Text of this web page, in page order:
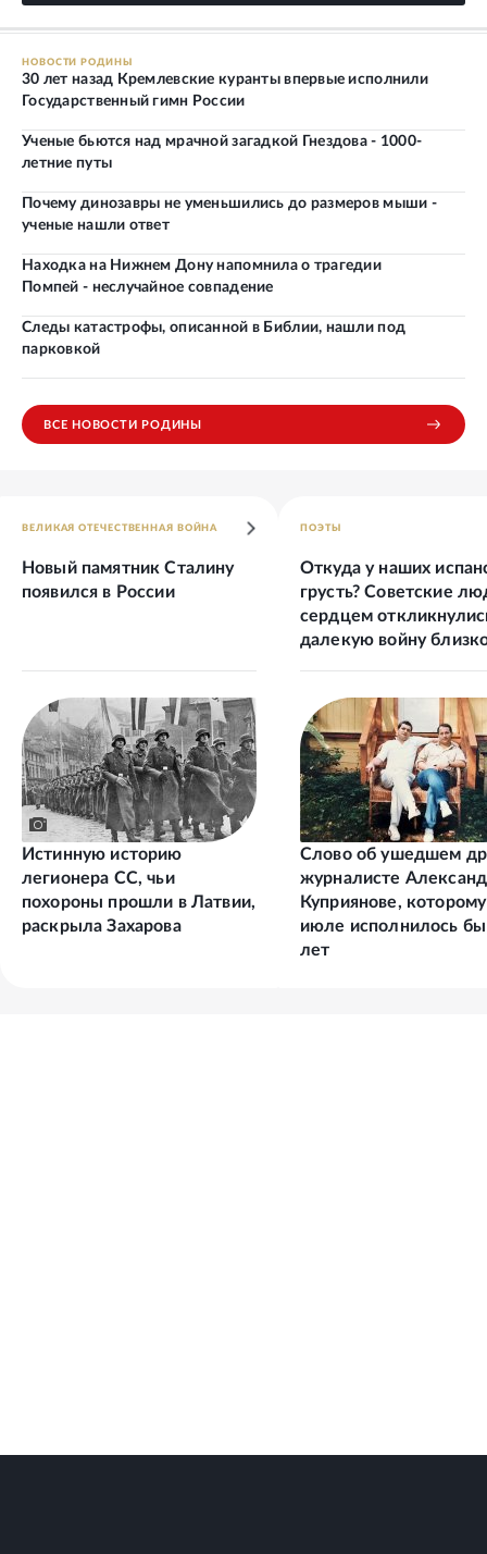
НОВОСТИ РОДИНЫ
30 лет назад Кремлевские куранты впервые исполнили
Государственный гимн России
Ученые бьются над мрачной загадкой Гнездова - 1000-
летние путы
Почему динозавры не уменьшились до размеров мыши -
ученые нашли ответ
Находка на Нижнем Дону напомнила о трагедии
Помпей - неслучайное совпадение
Следы катастрофы, описанной в Библии, нашли под
парковкой
ВСЕ НОВОСТИ РОДИНЫ
ВЕЛИКАЯ ОТЕЧЕСТВЕННАЯ ВОЙНА
Новый памятник Сталину
появился в России
Истинную историю
легионера СС, чьи
похороны прошли в Латвии,
раскрыла Захарова
ПОЭТЫ
Откуда у наших
грусть? Советские
сердцем
далекую войну
Слово об ушедшем
журналисте
Куприянове,
июле исполнилось
лет